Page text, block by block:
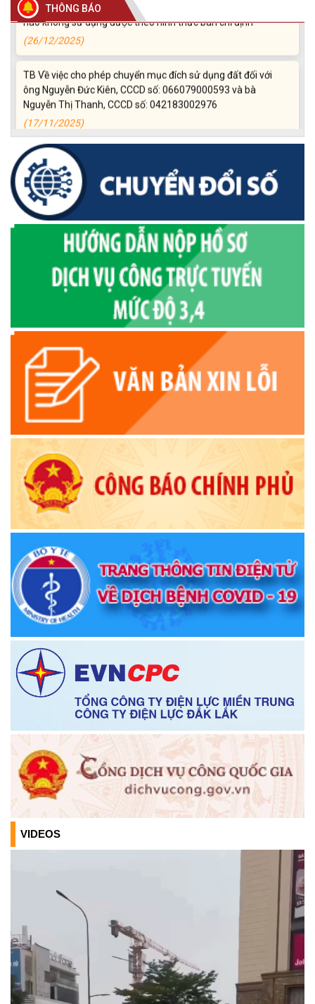
THÔNG BÁO
hao không sử dụng được theo hình thức bán chỉ định
(26/12/2025)
TB Về việc cho phép chuyển mục đích sử dụng đất đối với
ông Nguyễn Đức Kiên, CCCD số: 066079000593 và bà
Nguyễn Thị Thanh, CCCD số: 042183002976
(17/11/2025)
Niêm yết công khai về việc mất Giấy chứng nhận quyền sử
dụng đất, đối với ông Nguyễn Văn Viên (đại diện ông Nguyễn
Văn Hùng), địa chỉ thường trú tại: Thôn 3 Quảng Điền, xã
Krông Ana, tỉnh Đắk Lắk
(11/11/2025)
TB Về việc cho phép chuyển mục đích sử dụng đất đối với
ông Hoàng Nhất, CCCD số: 046066000890 và bà Đặng Thị
Quý, CCCD số: 046172001077
(04/11/2025)
QĐ về công khai Dự toán ngân sách
Thông báo về việc đổi tên thôn, buôn, tổ dân phố trên địa
bàn xã Krông Ana, tỉnh Đắk Lắk
(17/10/2025)
Thông báo Quy chế làm việc của Thường trực HĐND, các
Ban HĐND,Tổ HĐND xã
(15/10/2025)
Quyết định về việc thu hồi và hủy bỏ quyết định tuyển dụng
viên chức vào làm việc trong các đơn vị sự nghiệp công lập
(17/06/2025)
Thông báo về việc niêm yết danh sách chính thức những
người ứng cử đại biểu Quốc hội khóa XVI và đại biểu Hội
đồng nhân dân các cấp, nhiệm kỳ 2026-2031
(26/02/2026)
Thông báo chuyển trụ sở làm việc Trung tâm phục vụ hành
chính công xã Krông Ana
(05/01/2026)
Thông báo về việc bán thanh lý tài sản bị hư hỏng, hết khấu
hao không sử dụng được theo hình thức bán chỉ định
(26/12/2025)
TB Về việc cho phép chuyển mục đích sử dụng đất đối với
ông Nguyễn Đức Kiên, CCCD số: 066079000593 và bà
Niêm yết công khai về việc mất Giấy chứng nhận quyền sử
dụng đất, đối với ông Nguyễn Văn Viên (đại diện ông Nguyễn
Văn Hùng), địa chỉ thường trú tại: Thôn 3 Quảng Điền, xã
Krông Ana, tỉnh Đắk Lắk
(11/11/2025)
TB Về việc cho phép chuyển mục đích sử dụng đất đối với
VIDEOS